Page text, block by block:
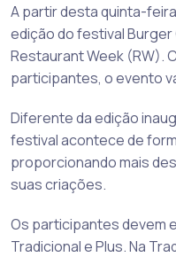
A partir desta quinta-
edição do festival
Restaurant Week (RW).
participantes, o evento
Diferente da edição
festival acontece de
proporcionando mais
suas criações.
Os participantes devem
Tradicional e Plus. Na